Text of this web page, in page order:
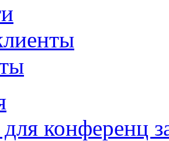
конференц